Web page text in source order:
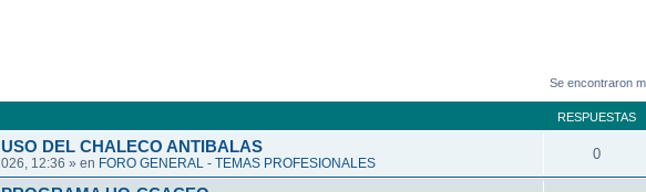
Se encontraron
RESPUESTAS
DEL CHALECO ANTIBALAS
12:36 » en FORO GENERAL - TEMAS PROFESIONALES
0